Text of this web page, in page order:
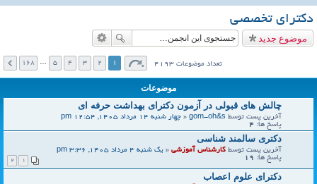
دکترای تخصصی
موضوع جدید
تعداد موضوعات 4193 1
2
3
4
5
…
168
موضوعات
چالش های قبولی در آزمون دکترای بهداشت حرفه ای
آخرین پست توسط gom-oh&s
« چهار شنبه 14 مرداد 1405, 12:54 pm
پاسخ ها: 4
دکتری سالمند شناسی
آخرین پست توسط کارشناس آموزشی « یک شنبه 4 مرداد 1405, 3:36 pm
پاسخ ها: 19
1
2
دکترای علوم اعصاب